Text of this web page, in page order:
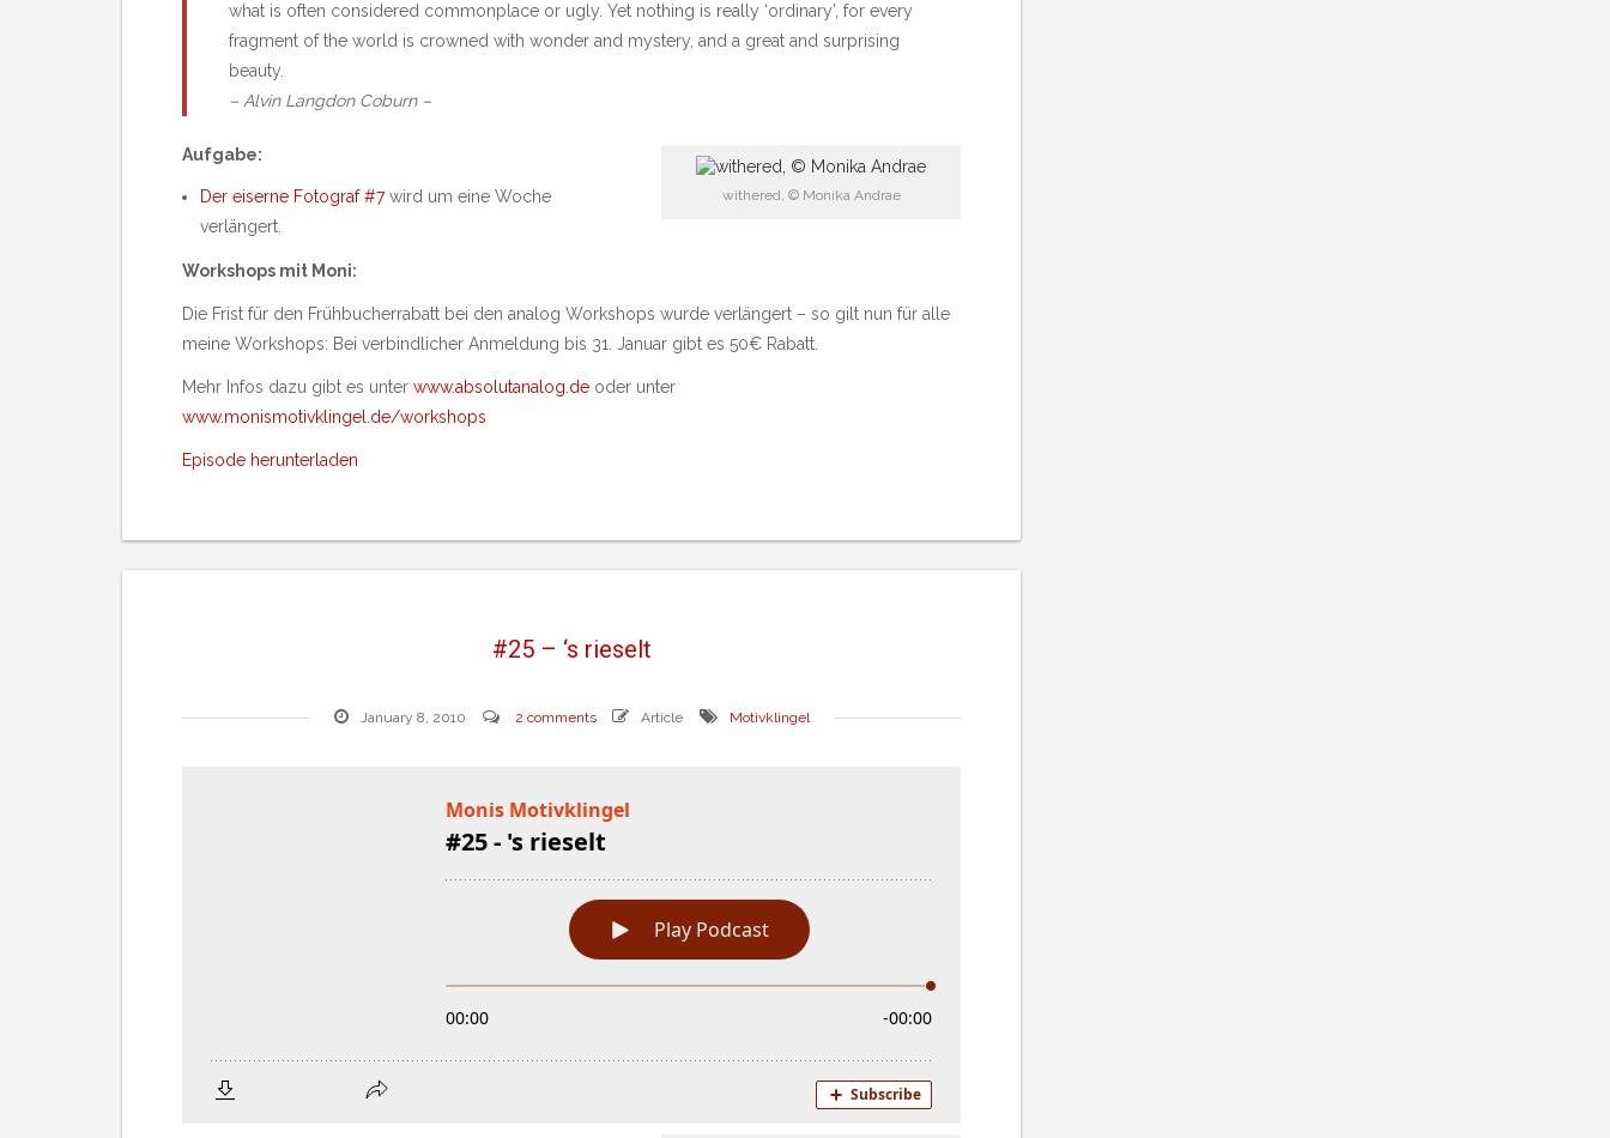
what is often considered commonplace or ugly. Yet nothing is really ‘ordinary’, for every
fragment of the world is crowned with wonder and mystery, and a great and surprising
beauty.
– Alvin Langdon Coburn –
withered, © Monika Andrae
Aufgabe:
Der eiserne Fotograf#7wird um eine Woche
verlängert.
Workshops mit Moni:
Die Frist für den Frühbucherrabatt bei den analog Workshops wurde verlängert – so gilt nun für alle
meine Workshops: Bei verbindlicher Anmeldung bis 31. Januar gibt es 50€ Rabatt.
Mehr Infos dazu gibt es unter www.absolutanalog.de oder unter
www.monismotivklingel.de/workshops
Episode herunterladen
#25 – ‘s rieselt
January 8, 2010 2 comments Article Motivklingel